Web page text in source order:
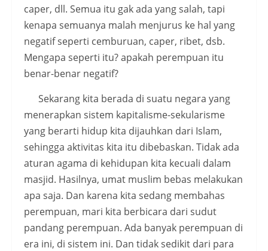
caper, dll. Semua itu gak ada yang salah, tapi
kenapa semuanya malah menjurus ke hal yang
negatif seperti cemburuan, caper, ribet, dsb.
Mengapa seperti itu? apakah perempuan itu
benar-benar negatif?
Sekarang kita berada di suatu negara yang
menerapkan sistem kapitalisme-sekularisme
yang berarti hidup kita dijauhkan dari Islam,
sehingga aktivitas kita itu dibebaskan. Tidak ada
aturan agama di kehidupan kita kecuali dalam
masjid. Hasilnya, umat muslim bebas melakukan
apa saja. Dan karena kita sedang membahas
perempuan, mari kita berbicara dari sudut
pandang perempuan. Ada banyak perempuan di
era ini, di sistem ini. Dan tidak sedikit dari para